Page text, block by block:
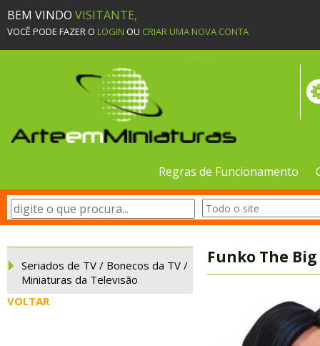
BEM VINDO VISITANTE,
VOCÊ PODE FAZER O LOGIN OU CRIAR UMA NOVA CONTA
Regras de Funcionamento
Seriados de TV / Bonecos da TV /
Miniaturas da Televisão
VOLTAR
Funko The